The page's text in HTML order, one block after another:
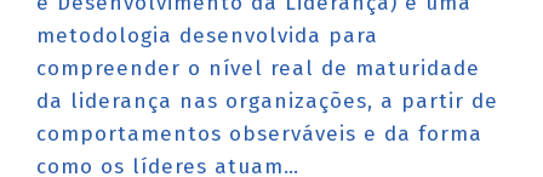
metodologia desenvolvida para
compreender o nível real de maturidade
da liderança nas organizações, a partir de
comportamentos observáveis e da forma
como os líderes atuam…